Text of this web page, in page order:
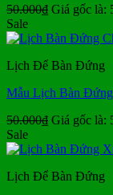
50.000₫ Giá gốc là:
Sale
Lịch Để Bàn Đứng
Mẫu Lịch Bàn
50.000₫ Giá gốc là:
Sale
Lịch Để Bàn Đứng